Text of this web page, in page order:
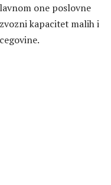
one poslovne
kapacitet malih i